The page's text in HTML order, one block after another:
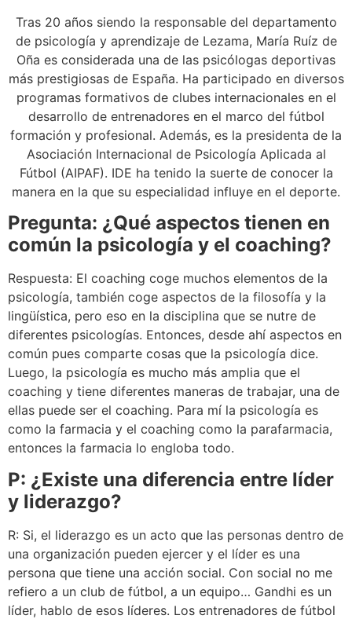
Tras 20 años siendo la responsable del departamento
de psicología y aprendizaje de Lezama, María Ruíz de
Oña es considerada una de las psicólogas deportivas
más prestigiosas de España. Ha participado en diversos
programas formativos de clubes internacionales en el
desarrollo de entrenadores en el marco del fútbol
formación y profesional. Además, es la presidenta de la
Asociación Internacional de Psicología Aplicada al
Fútbol (AIPAF). IDE ha tenido la suerte de conocer la
manera en la que su especialidad influye en el deporte.
Pregunta: ¿Qué aspectos tienen en
común la psicología y el coaching?
Respuesta: El coaching coge muchos elementos de la
psicología, también coge aspectos de la filosofía y la
lingüística, pero eso en la disciplina que se nutre de
diferentes psicologías. Entonces, desde ahí aspectos en
común pues comparte cosas que la psicología dice.
Luego, la psicología es mucho más amplia que el
coaching y tiene diferentes maneras de trabajar, una de
ellas puede ser el coaching. Para mí la psicología es
como la farmacia y el coaching como la parafarmacia,
entonces la farmacia lo engloba todo.
P: ¿Existe una diferencia entre líder
y liderazgo?
R: Si, el liderazgo es un acto que las personas dentro de
una organización pueden ejercer y el líder es una
persona que tiene una acción social. Con social no me
refiero a un club de fútbol, a un equipo… Gandhi es un
líder, hablo de esos líderes. Los entrenadores de fútbol